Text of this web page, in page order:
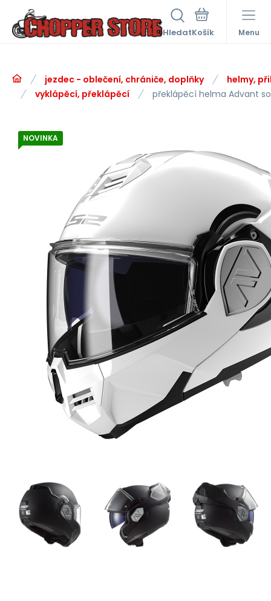
Hledat Menu
jezdec - oblečení, chrániče, doplňky
helmy,
vyklápěcí, překlápěcí
překlápěcí helma Advant
NOVINKA